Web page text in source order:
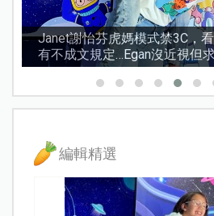
0.05%阿托品近視控制眼藥水
受惠，濃度越高越好嗎？
編輯精選